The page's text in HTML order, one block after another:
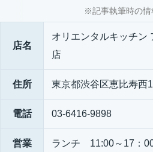
※記事執筆時の情
店名
オリエンタルキッチン
店
住所 東京都渋谷区恵比寿西
電話 03-6416-9898
営業
ランチ 11:00～17：